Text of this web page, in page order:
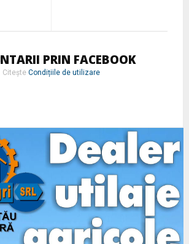
PRIN FACEBOOK
CiteșteCondițiile de utilizare